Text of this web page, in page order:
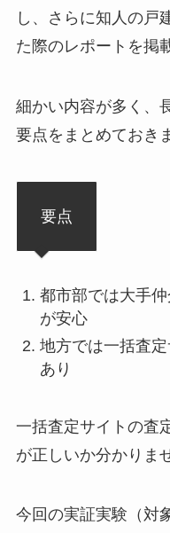
し、さらに知人の戸
た際のレポートを掲
細かい内容が多く、
要点をまとめておき
要点
都市部では大手
が安心
地方では一括査
あり
一括査定サイトの査
が正しいか分かりま
今回の実証実験（対